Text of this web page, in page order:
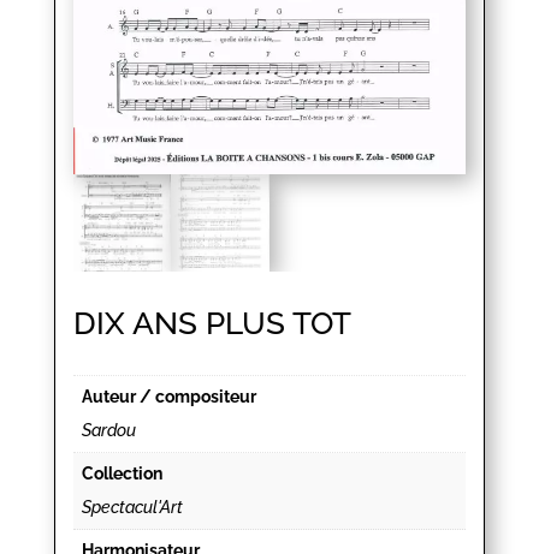
DIX ANS PLUS TOT
Auteur / compositeur
Sardou
Collection
Spectacul'Art